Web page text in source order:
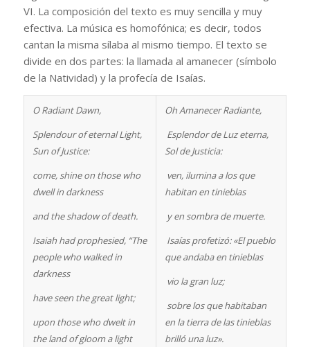
VI. La composición del texto es muy sencilla y muy
efectiva. La música es homofónica; es decir, todos
cantan la misma sílaba al mismo tiempo. El texto se
divide en dos partes: la llamada al amanecer (símbolo
de la Natividad) y la profecía de Isaías.
O Radiant Dawn,
Splendour of eternal Light,
Sun of Justice:
come, shine on those who
dwell in darkness
and the shadow of death.
Isaiah had prophesied, “The
people who walked in
darkness
have seen the great light;
upon those who dwelt in
the land of gloom a light
Oh Amanecer Radiante,
Esplendor de Luz eterna,
Sol de Justicia:
ven, ilumina a los que
habitan en tinieblas
y en sombra de muerte.
Isaías profetizó: «El pueblo
que andaba en tinieblas
vio la gran luz;
sobre los que habitaban
en la tierra de las tinieblas
brilló una luz».